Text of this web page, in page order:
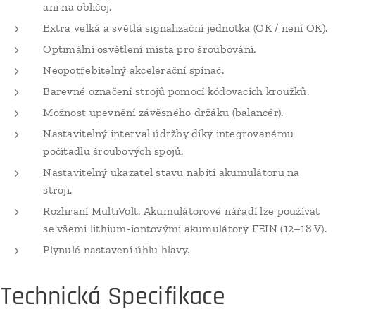
ani na obličej.
Extra velká a světlá signalizační jednotka (OK / není OK).
Optimální osvětlení místa pro šroubování.
Neopotřebitelný akcelerační spínač.
Barevné označení strojů pomocí kódovacích kroužků.
Možnost upevnění závěsného držáku (balancér).
Nastavitelný interval údržby díky integrovanému
počítadlu šroubových spojů.
Nastavitelný ukazatel stavu nabití akumulátoru na
stroji.
Rozhraní MultiVolt. Akumulátorové nářadí lze používat
se všemi lithium-iontovými akumulátory FEIN (12–18 V).
Plynulé nastavení úhlu hlavy.
Technická Specifikace